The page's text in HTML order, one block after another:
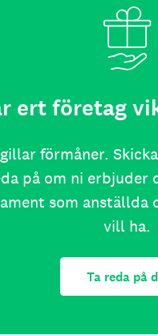
ert företag
förmåner.
på om ni erbjuder
som anställda
vill ha.
Ta reda på